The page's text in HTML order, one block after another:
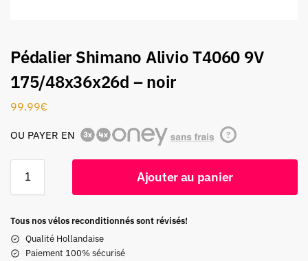
Pédalier Shimano Alivio T4060 9V
175/48x36x26d – noir
99.99€
OU PAYER EN ?
Ajouter au panier
Tous nos vélos reconditionnés sont révisés!
Qualité Hollandaise
Paiement 100% sécurisé